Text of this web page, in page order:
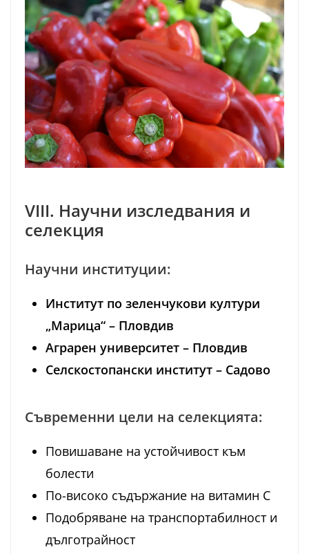
VIII. Научни изследвания и
селекция
Научни институции:
Институт по зеленчукови култури
„Марица“ – Пловдив
Аграрен университет – Пловдив
Селскостопански институт – Садово
Съвременни цели на селекцията:
Повишаване на устойчивост към
болести
По-високо съдържание на витамин C
Подобряване на транспортабилност и
дълготрайност